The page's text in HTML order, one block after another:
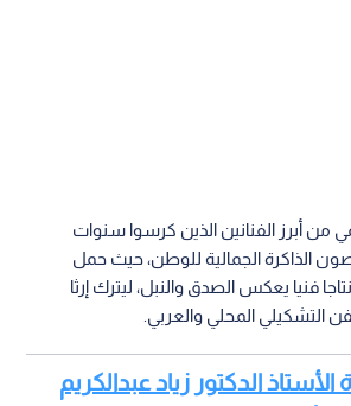
من أبرز الفنانين الذين كرسوا سنوات
الذاكرة الجمالية للوطن، حيث حمل
فنيا يعكس الصدق والنبل، ليترك إرثا
التشكيلي المحلي والعربي.
الأستاذ الدكتور زياد عبدالكريم